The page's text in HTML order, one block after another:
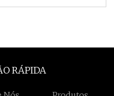
RÁPIDA